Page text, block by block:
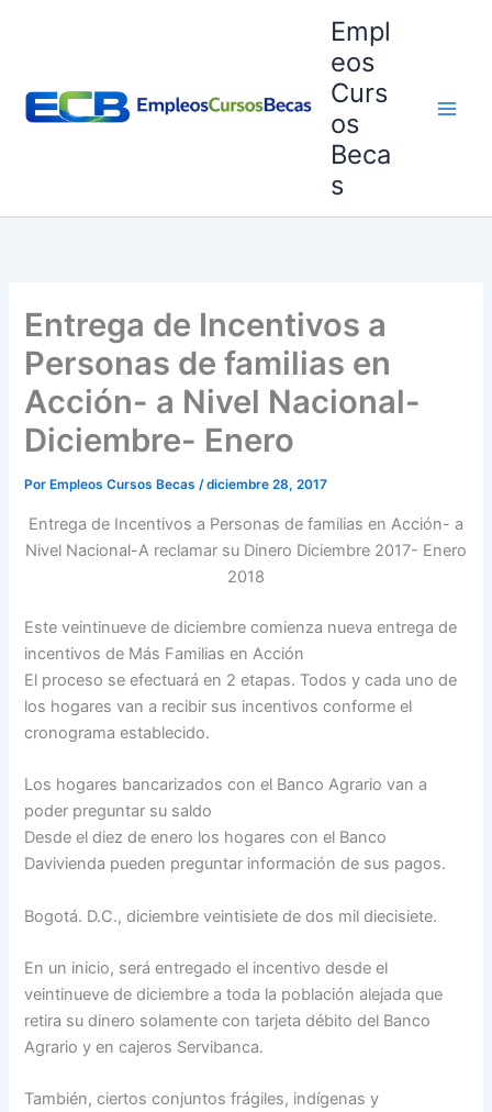
Empl
eos
Curs
os
Beca
s
Entrega de Incentivos a
Personas de familias en
Acción- a Nivel Nacional-
Diciembre- Enero
Por Empleos Cursos Becas/diciembre 28, 2017
Entrega de Incentivos a Personas de familias en Acción- a
Nivel Nacional-A reclamar su Dinero Diciembre 2017- Enero
2018
Este veintinueve de diciembre comienza nueva entrega de
incentivos de Más Familias en Acción
El proceso se efectuará en 2 etapas. Todos y cada uno de
los hogares van a recibir sus incentivos conforme el
cronograma establecido.
Los hogares bancarizados con el Banco Agrario van a
poder preguntar su saldo
Desde el diez de enero los hogares con el Banco
Davivienda pueden preguntar información de sus pagos.
Bogotá. D.C., diciembre veintisiete de dos mil diecisiete.
En un inicio, será entregado el incentivo desde el
veintinueve de diciembre a toda la población alejada que
retira su dinero solamente con tarjeta débito del Banco
Agrario y en cajeros Servibanca.
También, ciertos conjuntos frágiles, indígenas y